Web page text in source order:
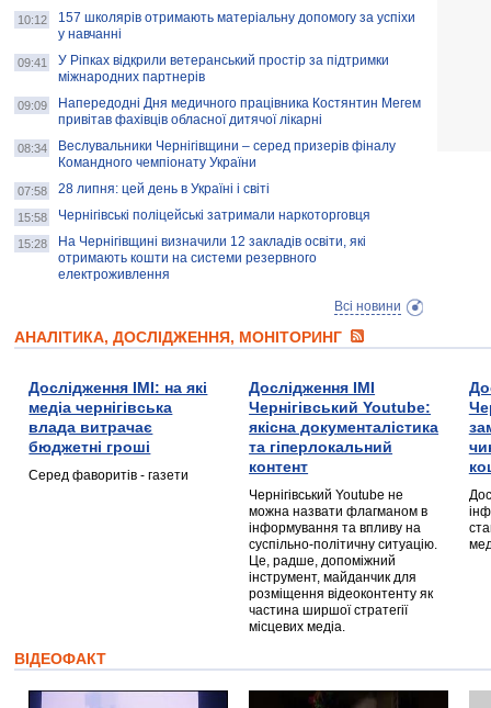
10:12
157 школярів отримають матеріальну допомогу за успіхи
у навчанні
09:41
У Ріпках відкрили ветеранський простір за підтримки
міжнародних партнерів
09:09
Напередодні Дня медичного працівника Костянтин Мегем
привітав фахівців обласної дитячої лікарні
08:34
Веслувальники Чернігівщини – серед призерів фіналу
Командного чемпіонату України
07:58 28 липня: цей день в Україні і світі
15:58 Чернігівські поліцейські затримали наркоторговця
15:28
На Чернігівщині визначили 12 закладів освіти, які
отримають кошти на системи резервного
електроживлення
Всі новини
АНАЛІТИКА, ДОСЛІДЖЕННЯ, МОНІТОРИНГ
Дослідження ІМІ: на які
медіа чернігівська
влада витрачає
бюджетні гроші
Серед фаворитів - газети
Дослідження ІМІ
Чернігівський Youtube:
якісна документалістика
та гіперлокальний
контент
Чернігівський Youtube не
можна назвати флагманом в
інформування та впливу на
суспільно-політичну ситуацію.
Це, радше, допоміжний
інструмент, майданчик для
розміщення відеоконтенту як
частина ширшої стратегії
місцевих медіа.
ВІДЕОФАКТ